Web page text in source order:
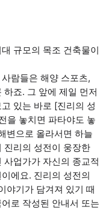
규모의 목조 건축물이
람들은 해양 스포츠,
죠. 그 앞에 제일 먼저
있는 바로 [진리의 성
을 놓치면 파타야도 놓
변으로 올라서면 하늘
진리의 성전이 웅장한
업가가 자신의 종교적
에요. 진리의 성전의
야기가 담겨져 있기 때
로 작성된 안내서 또는